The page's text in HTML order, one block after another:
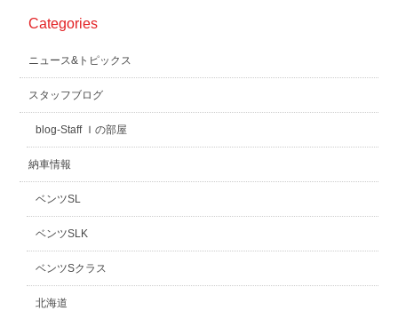
Categories
ニュース&トピックス
スタッフブログ
blog-Staff Ｉの部屋
納車情報
ベンツSL
ベンツSLK
ベンツSクラス
北海道